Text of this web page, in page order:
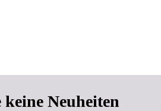
keine Neuheiten